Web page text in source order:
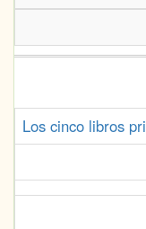
Los cinco libros